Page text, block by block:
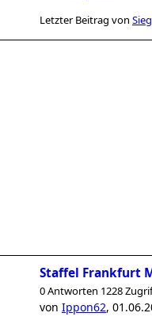
Letzter Beitrag von
Staffel Frankfurt
0 Antworten 1228
von Ippon62,